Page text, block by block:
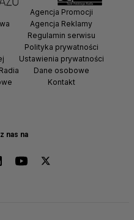
nas na
Agencja Promocji
Agencja Reklamy
Regulamin serwisu
Polityka prywatności
Ustawienia prywatności
Dane osobowe
Kontakt